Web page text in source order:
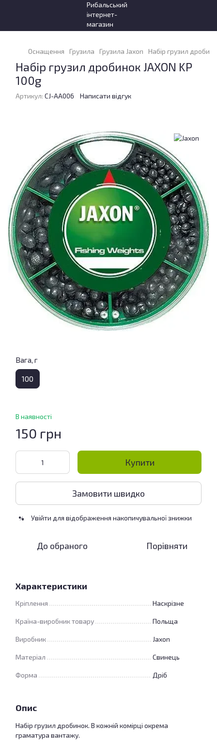
Оснащення Грузила Грузила Jaxon Набір грузил
Набір грузил дробинок JAXON KP
100g
Артикул: CJ-AA006 Написати відгук
Вага, г
100
В наявності
150 грн
Купити
Замовити швидко
% Увійти для відображення накопичувальної знижки
До обраного Порівняти
Характеристики
Кріплення Наскрізне
Країна-виробник товару Польща
Виробник Jaxon
Матеріал Свинець
Форма Дріб
Опис
Набір грузил дробинок. В кожній комірці окрема
граматура вантажу.